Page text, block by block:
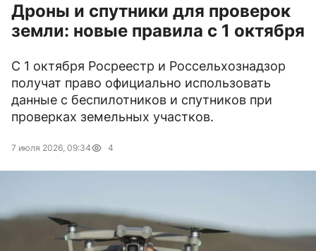
Дроны и спутники для проверок
земли: новые правила с 1 октября
С 1 октября Росреестр и Россельхознадзор
получат право официально использовать
данные с беспилотников и спутников при
проверках земельных участков.
7 июля 2026, 09:34 4